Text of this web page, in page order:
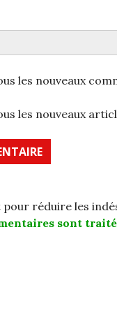
les nouveaux
les nouveaux
pour réduire les
sont